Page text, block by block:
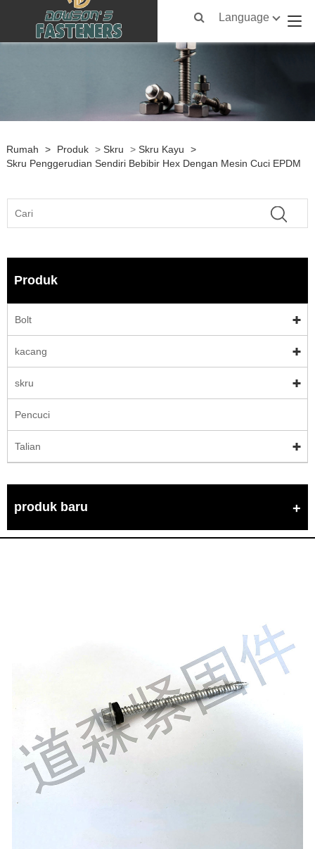
Language
Rumah > Produk > Skru > Skru Kayu
>
Skru Penggerudian Sendiri Bebibir Hex Dengan Mesin Cuci EPDM
Produk
Bolt
kacang
skru
Pencuci
Talian
produk baru